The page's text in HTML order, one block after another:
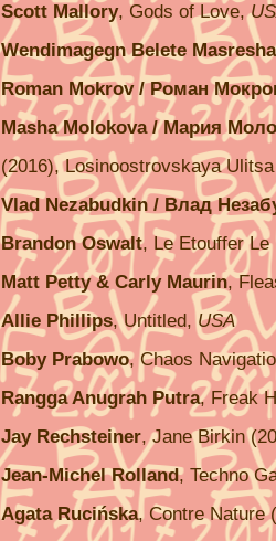
Scott Mallory, Gods of Love,
Wendimagegn Belete Masresha
Roman Mokrov / Роман
Masha Molokova / Мария
(2016), Losinoostrovskaya
Vlad Nezabudkin / Влад
Brandon Oswalt, Le Etouffer
Matt Petty & Carly Maurin,
Allie Phillips, Untitled, USA
Boby Prabowo, Chaos
Rangga Anugrah Putra, Freak
Jay Rechsteiner, Jane Birkin
Jean-Michel Rolland, Techno
Agata Rucińska, Contre Nature